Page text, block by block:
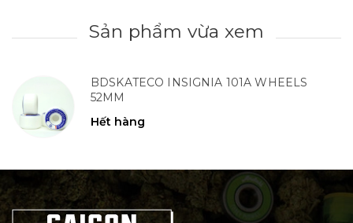
Sản phẩm vừa xem
BDSKATECO INSIGNIA 101A WHEELS
52MM
Hết hàng